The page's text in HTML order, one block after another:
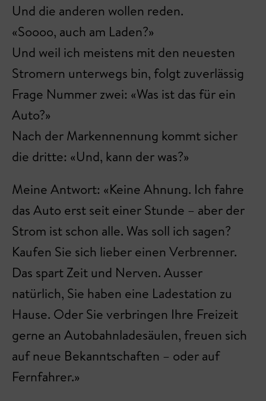
Und die anderen wollen reden.
«Soooo, auch am Laden?»
Und weil ich meistens mit den neuesten
Stromern unterwegs bin, folgt zuverlässig
Frage Nummer zwei: «Was ist das für ein
Auto?»
Nach der Markennennung kommt sicher
die dritte: «Und, kann der was?»
Meine Antwort: «Keine Ahnung. Ich fahre
das Auto erst seit einer Stunde – aber der
Strom ist schon alle. Was soll ich sagen?
Kaufen Sie sich lieber einen Verbrenner.
Das spart Zeit und Nerven. Ausser
natürlich, Sie haben eine Ladestation zu
Hause. Oder Sie verbringen Ihre Freizeit
gerne an Autobahnladesäulen, freuen sich
auf neue Bekanntschaften – oder auf
Fernfahrer.»